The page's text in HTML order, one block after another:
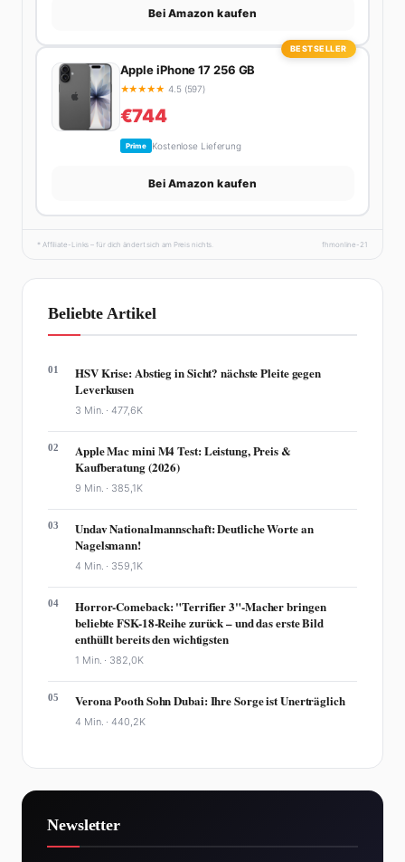
Bei Amazon kaufen
BESTSELLER
Apple iPhone 17 256 GB
★★★★★ 4.5 (597)
€744
Prime Kostenlose Lieferung
Bei Amazon kaufen
* Affiliate-Links – für dich ändert sich am Preis nichts. fhmonline-21
Beliebte Artikel
01
HSV Krise: Abstieg in Sicht? nächste Pleite gegen
Leverkusen
3 Min. ·477,6K
02
Apple Mac mini M4 Test: Leistung, Preis &
Kaufberatung (2026)
9 Min. · 385,1K
03
Undav Nationalmannschaft: Deutliche Worte an
Nagelsmann!
4 Min. · 359,1K
04
Horror-Comeback: "Terrifier 3"-Macher bringen
beliebte FSK-18-Reihe zurück – und das erste Bild
enthüllt bereits den wichtigsten
1 Min. · 382,0K
05 Verona Pooth Sohn Dubai: Ihre Sorge ist Unerträglich
4 Min. ·440,2K
Newsletter